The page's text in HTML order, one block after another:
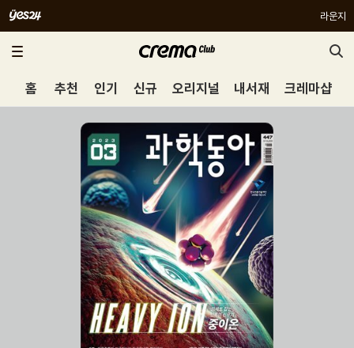
라운지
홈 추천 인기 신규 오리지널 내서재 크레마샵